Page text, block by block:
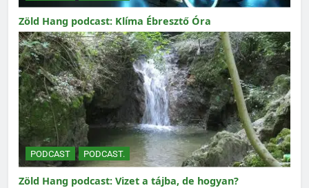
Zöld Hang podcast: Klíma Ébresztő Óra
PODCAST PODCAST.
Zöld Hang podcast: Vizet a tájba, de hogyan?